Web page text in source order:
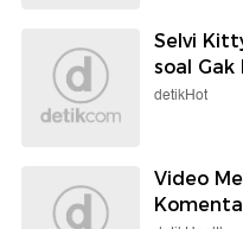
Selvi
soal Gak
detikHot
Video